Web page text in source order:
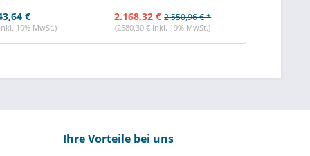
€
19% MwSt.)
2.168,32 € 2.550,96 € *
(2580,30 € inkl. 19% MwSt.)
Ihre Vorteile bei uns